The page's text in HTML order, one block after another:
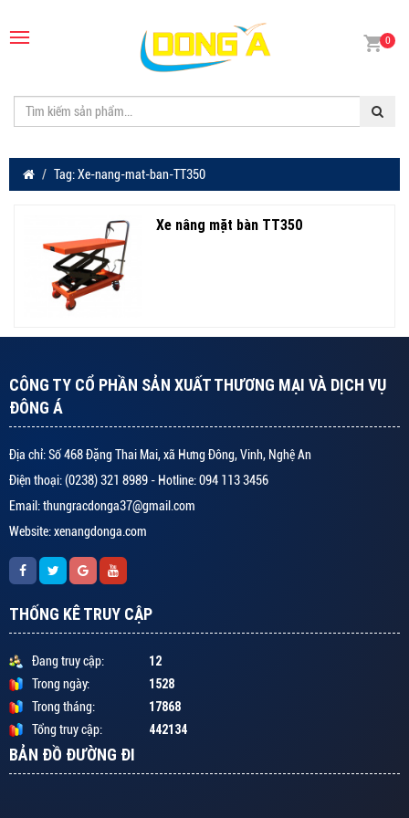
0
Tag: Xe-nang-mat-ban-TT350
Xe nâng mặt bàn TT350
CÔNG TY CỔ PHẦN SẢN XUẤT THƯƠNG MẠI VÀ DỊCH VỤ
ĐÔNG Á
Địa chỉ: Số 468 Đặng Thai Mai, xã Hưng Đông, Vinh, Nghệ An
Điện thoại: (0238) 321 8989 - Hotline: 094 113 3456
Email: thungracdonga37@gmail.com
Website: xenangdonga.com
THỐNG KÊ TRUY CẬP
Đang truy cập: 12
Trong ngày: 1528
Trong tháng: 17868
Tổng truy cập: 442134
BẢN ĐỒ ĐƯỜNG ĐI